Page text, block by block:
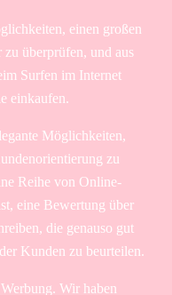
einen großen
überprüfen, und aus
Surfen im Internet
einkaufen.
Möglichkeiten,
zu
Reihe von Online-
eine Bewertung über
die genauso gut
Kunden zu beurteilen.
Wir haben